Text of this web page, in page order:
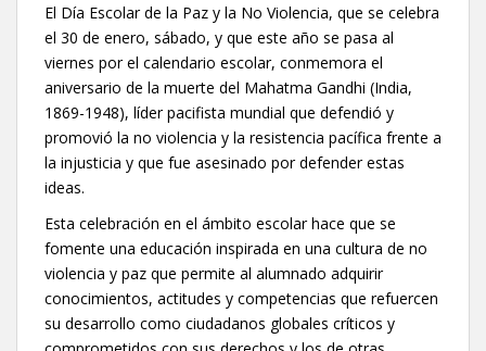
El Día Escolar de la Paz y la No Violencia, que se celebra
el 30 de enero, sábado, y que este año se pasa al
viernes por el calendario escolar, conmemora el
aniversario de la muerte del Mahatma Gandhi (India,
1869-1948), líder pacifista mundial que defendió y
promovió la no violencia y la resistencia pacífica frente a
la injusticia y que fue asesinado por defender estas
ideas.
Esta celebración en el ámbito escolar hace que se
fomente una educación inspirada en una cultura de no
violencia y paz que permite al alumnado adquirir
conocimientos, actitudes y competencias que refuercen
su desarrollo como ciudadanos globales críticos y